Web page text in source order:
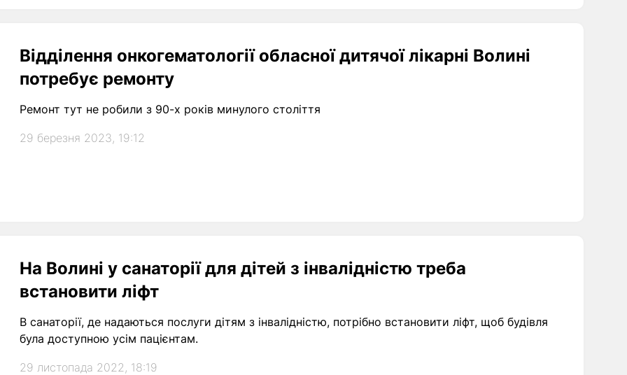
Відділення онкогематології обласної дитячої лікарні Волині
потребує ремонту
Ремонт тут не робили з 90-х років минулого століття
29 березня 2023, 19:12
На Волині у санаторії для дітей з інвалідністю треба
встановити ліфт
В санаторії, де надаються послуги дітям з інвалідністю, потрібно встановити ліфт, щоб будівля
була доступною усім пацієнтам.
29 листопада 2022, 18:19